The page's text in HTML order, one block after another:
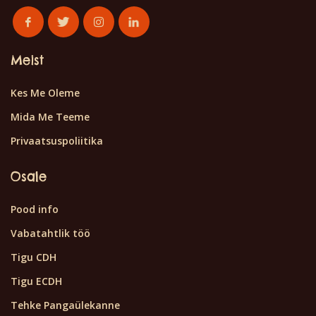
Meist
Kes Me Oleme
Mida Me Teeme
Privaatsuspoliitika
Osale
Pood info
Vabatahtlik töö
Tigu CDH
Tigu ECDH
Tehke Pangaülekanne